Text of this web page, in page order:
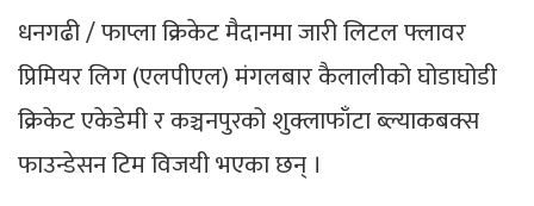
धनगढी / फाप्ला क्रिकेट मैदानमा जारी लिटल फ्लावर
प्रिमियर लिग (एलपीएल) मंगलबार कैलालीको घोडाघोडी
क्रिकेट एकेडेमी र कञ्चनपुरको शुक्लाफाँटा ब्ल्याकबक्स
फाउन्डेसन टिम विजयी भएका छन् ।